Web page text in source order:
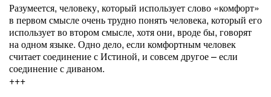
Разумеется, человеку, который использует слово «комфорт»
в первом смысле очень трудно понять человека, который его
использует во втором смысле, хотя они, вроде бы, говорят
на одном языке. Одно дело, если комфортным человек
считает соединение с Истиной, и совсем другое – если
соединение с диваном.
+++